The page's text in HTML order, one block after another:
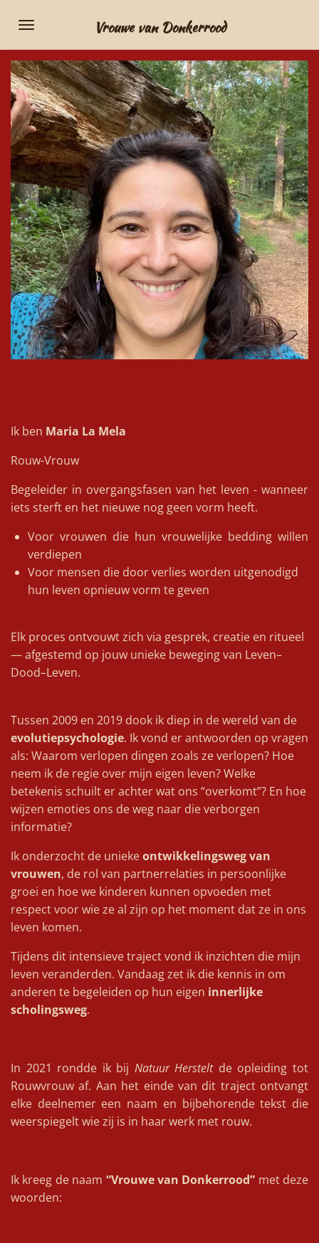
direct
naar
de
hoofdinhoud
Vrouwe van Donkerrood
Ik ben Maria La Mela
Rouw-Vrouw
Begeleider in overgangsfasen van het leven - wanneer
iets sterft en het nieuwe nog geen vorm heeft.
Voor vrouwen die hun vrouwelijke bedding willen
verdiepen
Voor mensen die door verlies worden uitgenodigd
hun leven opnieuw vorm te geven
Elk proces ontvouwt zich via gesprek, creatie en ritueel
— afgestemd op jouw unieke beweging van Leven–
Dood–Leven.
Tussen 2009 en 2019 dook ik diep in de wereld van de
evolutiepsychologie. Ik vond er antwoorden op vragen
als: Waarom verlopen dingen zoals ze verlopen? Hoe
neem ik de regie over mijn eigen leven? Welke
betekenis schuilt er achter wat ons “overkomt”? En hoe
wijzen emoties ons de weg naar die verborgen
informatie?
Ik onderzocht de uniekeontwikkelingsweg van
vrouwen, de rol van partnerrelaties in persoonlijke
groei en hoe we kinderen kunnen opvoeden met
respect voor wie ze al zijn op het moment dat ze in ons
leven komen.
Tijdens dit intensieve traject vond ik inzichten die mijn
leven veranderden. Vandaag zet ik die kennis in om
anderen te begeleiden op hun eigen innerlijke
scholingsweg.
In 2021 rondde ik bij Natuur Hersteltde opleiding tot
Rouwvrouw af. Aan het einde van dit traject ontvangt
elke deelnemer een naam en bijbehorende tekst die
weerspiegelt wie zij is in haar werk met rouw.
Ik kreeg de naam “Vrouwe van Donkerrood” met deze
woorden: